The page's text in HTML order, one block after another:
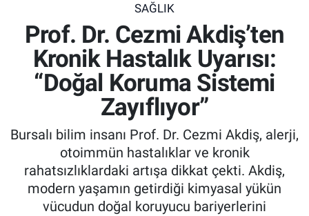
SAĞLIK
Prof. Dr. Cezmi Akdiş’ten
Kronik Hastalık Uyarısı:
“Doğal Koruma Sistemi
Zayıflıyor”
Bursalı bilim insanı Prof. Dr. Cezmi Akdiş, alerji,
otoimmün hastalıklar ve kronik
rahatsızlıklardaki artışa dikkat çekti. Akdiş,
modern yaşamın getirdiği kimyasal yükün
vücudun doğal koruyucu bariyerlerini
Ekonomi
Güncel
Kadın & Aile
Kültür & Sanat
Son Dakika Haberleri
Haber Arşivi